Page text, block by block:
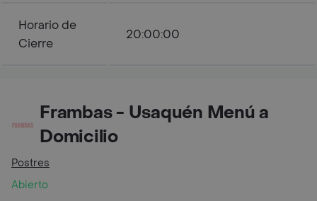
Horario de
Cierre
20:00:00
Frambas - Usaquén Menú a
Domicilio
Postres
Abierto